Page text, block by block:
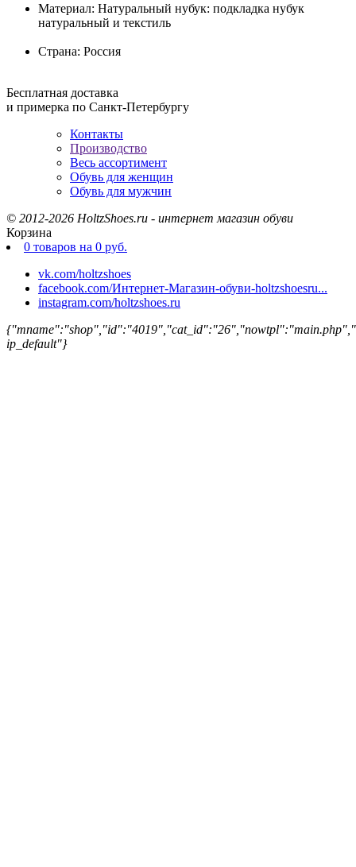
Материал: Натуральный нубук: подкладка нубук
натуральный и текстиль
Страна: Россия
Бесплатная доставка
и примерка по Санкт-Петербургу
Контакты
Производство
Весь ассортимент
Обувь для женщин
Обувь для мужчин
© 2012-2026 HoltzShoes.ru - интернет магазин обуви
Корзина
0 товаров на 0 руб.
vk.com/holtzshoes
facebook.com/Интернет-Магазин-обуви-holtzshoesru...
instagram.com/holtzshoes.ru
ip_default"}